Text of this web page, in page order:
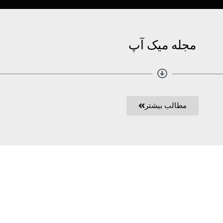
مجله میک آپ
مطالب بیشتر